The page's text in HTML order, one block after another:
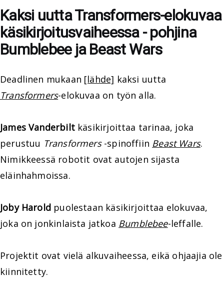
Kaksi uutta Transformers-elokuvaa
käsikirjoitusvaiheessa - pohjina
Bumblebee ja Beast Wars
Deadlinen mukaan [lähde] kaksi uutta
Transformers-elokuvaa on työn alla.
James Vanderbiltkäsikirjoittaa tarinaa, joka
perustuu Transformers-spinoffiin Beast Wars.
Nimikkeessä robotit ovat autojen sijasta
eläinhahmoissa.
Joby Haroldpuolestaan käsikirjoittaa elokuvaa,
joka on jonkinlaista jatkoa Bumblebee-leffalle.
Projektit ovat vielä alkuvaiheessa, eikä ohjaajia ole
kiinnitetty.